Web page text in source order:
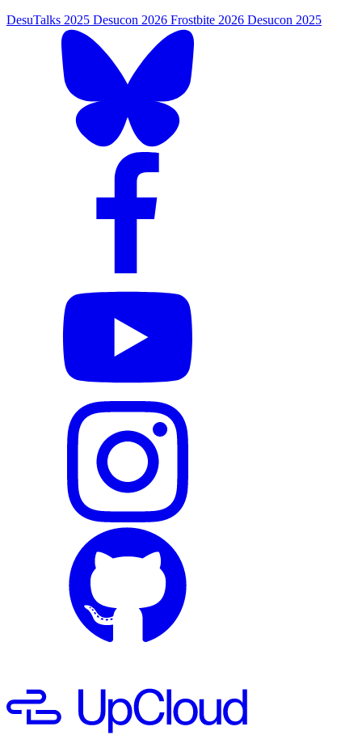
DesuTalks 2025 Desucon 2026 Frostbite 2026 Desucon 2025